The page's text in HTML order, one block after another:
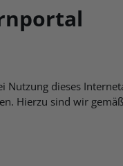
dieses
Hierzu sind wir